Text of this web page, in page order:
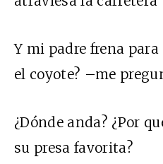
Y mi padre frena
el coyote? –me
¿Dónde anda? ¿Por
su presa favorita?